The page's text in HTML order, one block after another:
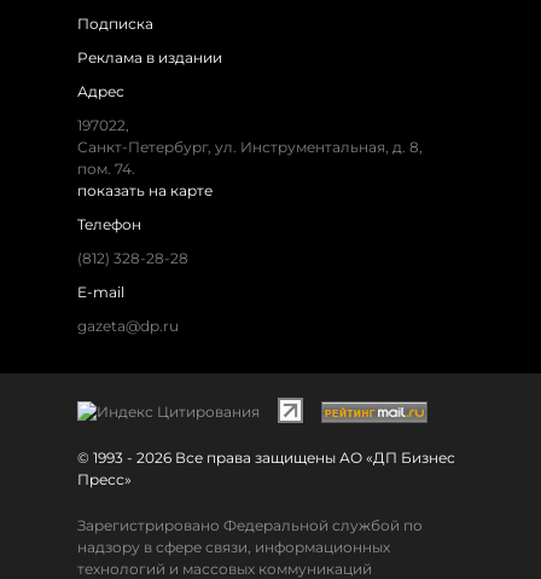
Подписка
Реклама в издании
Адрес
197022,
Санкт-Петербург, ул. Инструментальная, д. 8,
пом. 74.
показать на карте
Телефон
(812) 328-28-28
E-mail
gazeta@dp.ru
© 1993 - 2026 Все права защищены АО «ДП Бизнес
Пресс»
Зарегистрировано Федеральной службой по
надзору в сфере связи, информационных
технологий и массовых коммуникаций